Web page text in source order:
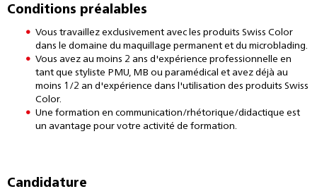
Conditions préalables
Vous travaillez exclusivement avec les produits Swiss Color
dans le domaine du maquillage permanent et du microblading.
Vous avez au moins 2 ans d'expérience professionnelle en
tant que styliste PMU, MB ou paramédical et avez déjà au
moins 1/2 an d'expérience dans l'utilisation des produits Swiss
Color.
Une formation en communication/rhétorique/didactique est
un avantage pour votre activité de formation.
Candidature